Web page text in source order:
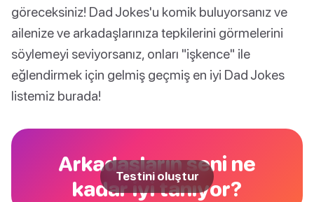
göreceksiniz! Dad Jokes'u komik buluyorsanız ve
ailenize ve arkadaşlarınıza tepkilerini görmelerini
söylemeyi seviyorsanız, onları "işkence" ile
eğlendirmek için gelmiş geçmiş en iyi Dad Jokes
listemiz burada!
Arkadaşların seni ne
kadar iyi tanıyor?
Testini oluştur